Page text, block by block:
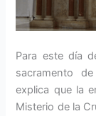
Para este día
sacramento
explica que la
Misterio de la